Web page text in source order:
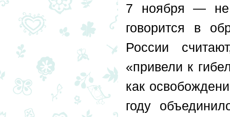
7 ноября — не
говорится в
России
«привели к
как
году